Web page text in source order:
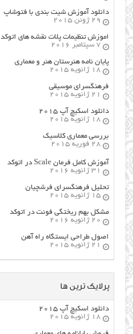
دانلود آموزش شیت بندی با فتوشاپ
29 ژوئن 2015
اموزش تنظیمات پلات نقشه های اتوکد
7 سپتامبر 2016
پایان نامه هنرستان هنر و معماري
18 ژانویه 2015
فرهنگسراي موسيقي
21 ژانویه 2015
دانلود اسکیچ آپ ۲۰۱۵
18 ژانویه 2015
بررسی معماری کلاسیک
28 فوریه 2015
آموزش کامل فرمان Scale در اتوکد
31 ژانویه 2016
تحلیل فرهنگسرای فرشچیان
15 ژانویه 2015
مشکل بهم ریختگی فونت در اتوکد
20 ژانویه 2016
اصول طراحي ایستگاه راه آهن
21 ژانویه 2015
پرلایک ترین ها
دانلود اسکیچ آپ ۲۰۱۵
18 ژانویه 2015